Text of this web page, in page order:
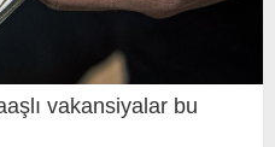
vakansiyalar bu